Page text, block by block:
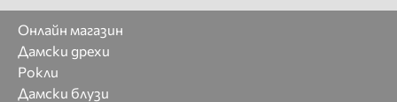
Онлайн магазин
Дамски дрехи
Рокли
Дамски блузи